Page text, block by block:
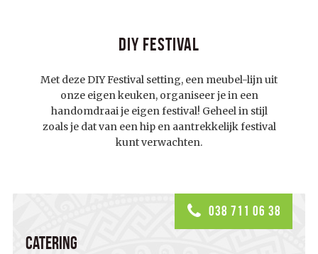
DIY Festival
Met deze DIY Festival setting, een meubel-lijn uit
onze eigen keuken, organiseer je in een
handomdraai je eigen festival! Geheel in stijl
zoals je dat van een hip en aantrekkelijk festival
kunt verwachten.
038 711 06 38
Catering